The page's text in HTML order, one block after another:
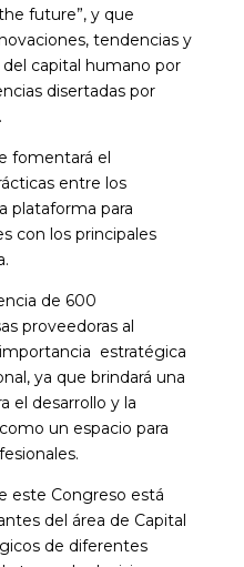
future”, y que
tendencias y
capital humano por
disertadas por
fomentará el
entre los
plataforma para
con los principales
de 600
proveedoras al
estratégica
ya que brindará una
el desarrollo y la
un espacio para
este Congreso está
del área de Capital
de diferentes